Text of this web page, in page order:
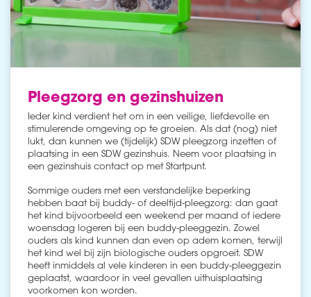
Pleegzorg en gezinshuizen
Ieder kind verdient het om in een veilige, liefdevolle en
stimulerende omgeving op te groeien. Als dat (nog) niet
lukt, dan kunnen we (tijdelijk) SDW pleegzorg inzetten of
plaatsing in een SDW gezinshuis. Neem voor plaatsing in
een gezinshuis contact op met Startpunt.
Sommige ouders met een verstandelijke beperking
hebben baat bij buddy- of deeltijd-pleegzorg: dan gaat
het kind bijvoorbeeld een weekend per maand of iedere
woensdag logeren bij een buddy-pleeggezin. Zowel
ouders als kind kunnen dan even op adem komen, terwijl
het kind wel bij zijn biologische ouders opgroeit. SDW
heeft inmiddels al vele kinderen in een buddy-pleeggezin
geplaatst, waardoor in veel gevallen uithuisplaatsing
voorkomen kon worden.